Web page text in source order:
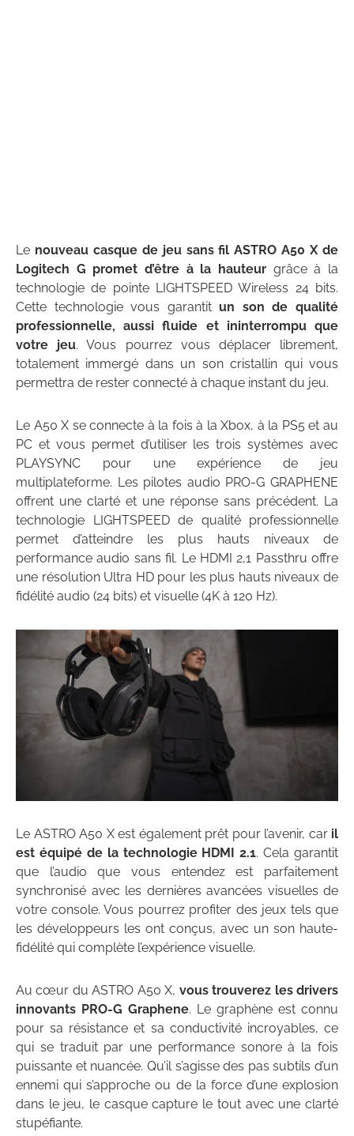
Le nouveau casque de jeu sans fil ASTRO A50 X de
Logitech G promet d’être à la hauteur grâce à la
technologie de pointe LIGHTSPEED Wireless 24 bits.
Cette technologie vous garantit un son de qualité
professionnelle, aussi fluide et ininterrompu que
votre jeu. Vous pourrez vous déplacer librement,
totalement immergé dans un son cristallin qui vous
permettra de rester connecté à chaque instant du jeu.
Le A50 X se connecte à la fois à la Xbox, à la PS5 et au
PC et vous permet d’utiliser les trois systèmes avec
PLAYSYNC pour une expérience de jeu
multiplateforme. Les pilotes audio PRO-G GRAPHENE
offrent une clarté et une réponse sans précédent. La
technologie LIGHTSPEED de qualité professionnelle
permet d’atteindre les plus hauts niveaux de
performance audio sans fil. Le HDMI 2,1 Passthru offre
une résolution Ultra HD pour les plus hauts niveaux de
fidélité audio (24 bits) et visuelle (4K à 120 Hz).
Le ASTRO A50 X est également prêt pour l’avenir, car il
est équipé de la technologie HDMI 2.1. Cela garantit
que l’audio que vous entendez est parfaitement
synchronisé avec les dernières avancées visuelles de
votre console. Vous pourrez profiter des jeux tels que
les développeurs les ont conçus, avec un son haute-
fidélité qui complète l’expérience visuelle.
Au cœur du ASTRO A50 X, vous trouverez les drivers
innovants PRO-G Graphene. Le graphène est connu
pour sa résistance et sa conductivité incroyables, ce
qui se traduit par une performance sonore à la fois
puissante et nuancée. Qu’il s’agisse des pas subtils d’un
ennemi qui s’approche ou de la force d’une explosion
dans le jeu, le casque capture le tout avec une clarté
stupéfiante.